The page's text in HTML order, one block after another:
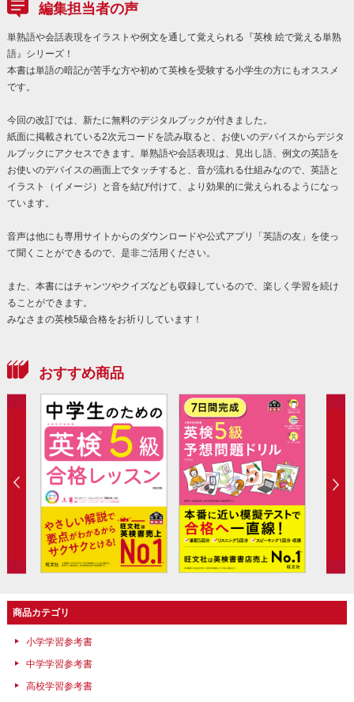
編集担当者の声
単熟語や会話表現をイラストや例文を通して覚えられる『英検 絵で覚える単熟
語』シリーズ！
本書は単語の暗記が苦手な方や初めて英検を受験する小学生の方にもオススメ
です。
今回の改訂では、新たに無料のデジタルブックが付きました。
紙面に掲載されている2次元コードを読み取ると、お使いのデバイスからデジタ
ルブックにアクセスできます。単熟語や会話表現は、見出し語、例文の英語を
お使いのデバイスの画面上でタッチすると、音が流れる仕組みなので、英語と
イラスト（イメージ）と音を結び付けて、より効果的に覚えられるようになっ
ています。
音声は他にも専用サイトからのダウンロードや公式アプリ「英語の友」を使っ
て聞くことができるので、是非ご活用ください。
また、本書にはチャンツやクイズなども収録しているので、楽しく学習を続け
ることができます。
みなさまの英検5級合格をお祈りしています！
おすすめ商品
商品カテゴリ
小学学習参考書
中学学習参考書
高校学習参考書